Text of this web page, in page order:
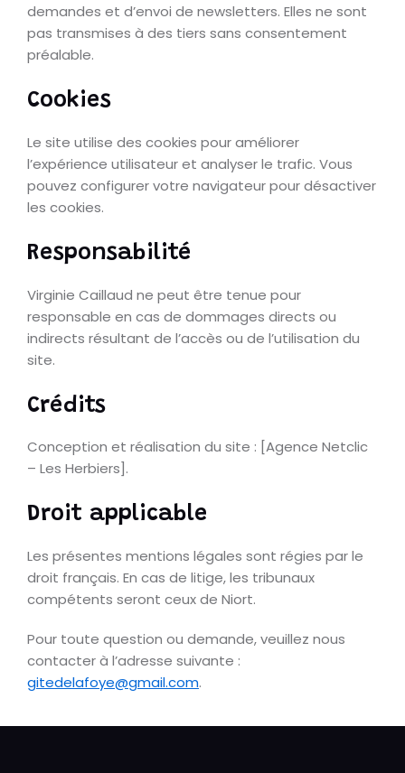
demandes et d’envoi de newsletters. Elles ne sont
pas transmises à des tiers sans consentement
préalable.
Cookies
Le site utilise des cookies pour améliorer
l’expérience utilisateur et analyser le trafic. Vous
pouvez configurer votre navigateur pour désactiver
les cookies.
Responsabilité
Virginie Caillaud ne peut être tenue pour
responsable en cas de dommages directs ou
indirects résultant de l’accès ou de l’utilisation du
site.
Crédits
Conception et réalisation du site : [Agence Netclic
– Les Herbiers].
Droit applicable
Les présentes mentions légales sont régies par le
droit français. En cas de litige, les tribunaux
compétents seront ceux de Niort.
Pour toute question ou demande, veuillez nous
contacter à l’adresse suivante :
gitedelafoye@gmail.com.